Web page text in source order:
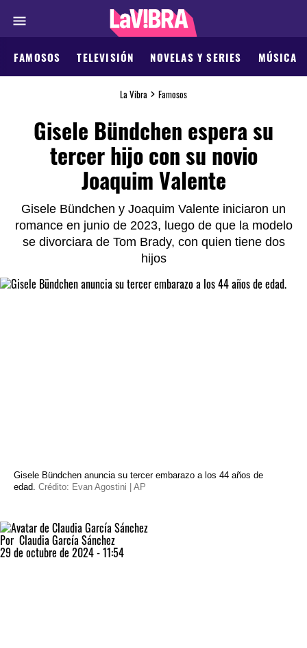
FAMOSOS TELEVISIÓN NOVELAS Y SERIES MÚSICA
La Vibra Famosos
Gisele Bündchen espera su
tercer hijo con su novio
Joaquim Valente
Gisele Bündchen y Joaquim Valente iniciaron un
romance en junio de 2023, luego de que la modelo
se divorciara de Tom Brady, con quien tiene dos
hijos
Gisele Bündchen anuncia su tercer embarazo a los 44 años de
edad. Crédito: Evan Agostini | AP
Por Claudia García Sánchez
29 de octubre de 2024 - 11:54